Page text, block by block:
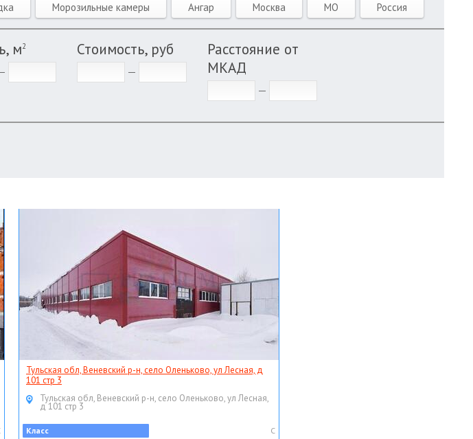
Морозильные камеры Ангар Москва МО Россия
м2 Стоимость, руб
Расстояние от
МКАД
Тульская обл, Веневский р-н, село Оленьково, ул Лесная, д
101 стр 3
Тульская обл, Веневский р-н, село Оленьково, ул Лесная,
д 101 стр 3
Класс
C